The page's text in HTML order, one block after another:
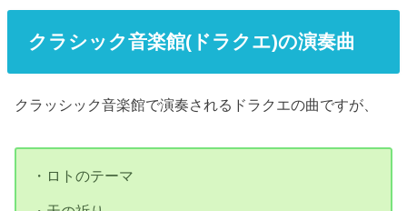
クラシック音楽館(ドラクエ)の演奏曲
クラッシック音楽館で演奏されるドラクエの曲ですが、
・ロトのテーマ